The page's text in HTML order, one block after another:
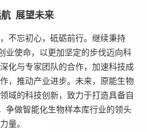
展望未来
不忘初心，砥砺前行。继续秉持
业使命，以更加坚定的步伐迈向科
化与专家团队的合作，加速科技成
，推动产业进步。未来，原能生物
域的科技创新，致力于打造具备自
争做智能化生物样本库行业的领头
量。